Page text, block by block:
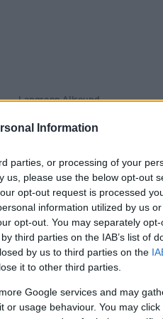
Information
parties, or processing of your
us, please use the below opt-out
opt-out request is processed
information utilized by us
opt-out. You may separately
third parties on the IAB’s list of
by us to third parties on the
it to other third parties.
Google services and may
or usage behaviour. You may
Langrenn Allround
Simen Hegstad
NM-femmila
BY INGEBORG SCHEVE
Simen Hegstad Krüger gikk
og fortsatte i samme spor:
samtlige mellomtider og vant
under NM på Tolga.